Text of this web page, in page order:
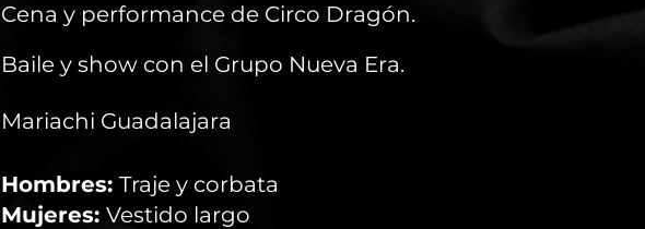
Cena y performance de Circo Dragón.
Baile y show con el Grupo Nueva Era.
Mariachi Guadalajara
Hombres: Traje y corbata
Mujeres: Vestido largo